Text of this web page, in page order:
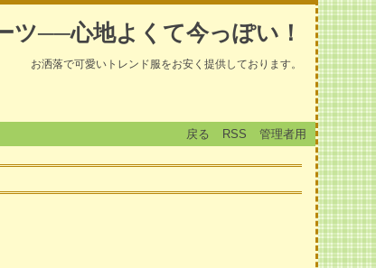
ツ──心地よくて今っぽい！
お洒落で可愛いトレンド服をお安く提供しております。
戻る RSS 管理者用